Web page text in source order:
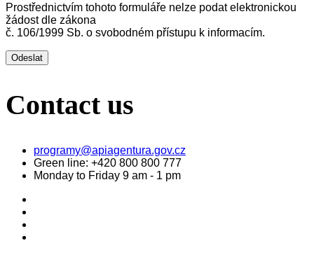
Prostřednictvím tohoto formuláře nelze podat elektronickou
žádost dle zákona
č. 106/1999 Sb. o svobodném přístupu k informacím.
Contact us
programy@apiagentura.gov.cz
Green line: +420 800 800 777
Monday to Friday 9 am - 1 pm